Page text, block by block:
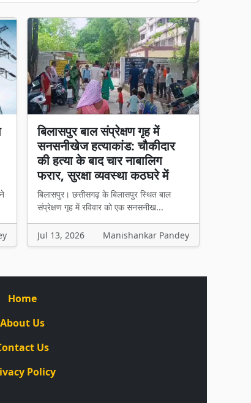
बिलासपुर बाल संप्रेक्षण गृह में
सनसनीखेज हत्याकांड: चौकीदार
की हत्या के बाद चार नाबालिग
फरार, सुरक्षा व्यवस्था कठघरे में
बिलासपुर। छत्तीसगढ़ के बिलासपुर स्थित बाल
संप्रेक्षण गृह में रविवार को एक सनसनीख...
Jul 13, 2026 Manishankar Pandey
Home
About Us
Us
Policy